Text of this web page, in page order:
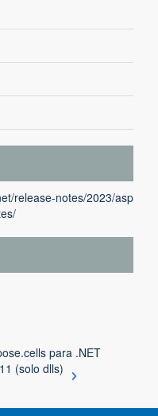
release-notes/2023/asp
para .NET
(solo dlls)